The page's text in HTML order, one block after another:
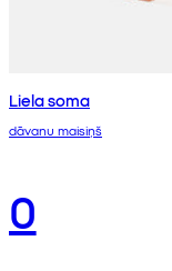
Liela soma
dāvanu maisiņš
0